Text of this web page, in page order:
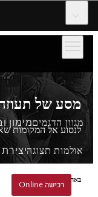
מגוון הדגמיםמימון
אולמות תצוגהיצירת
רכישה Online
מסע של תעוזה
לנסוע אל המקומות
באהבה ובאומץ מהירושימה